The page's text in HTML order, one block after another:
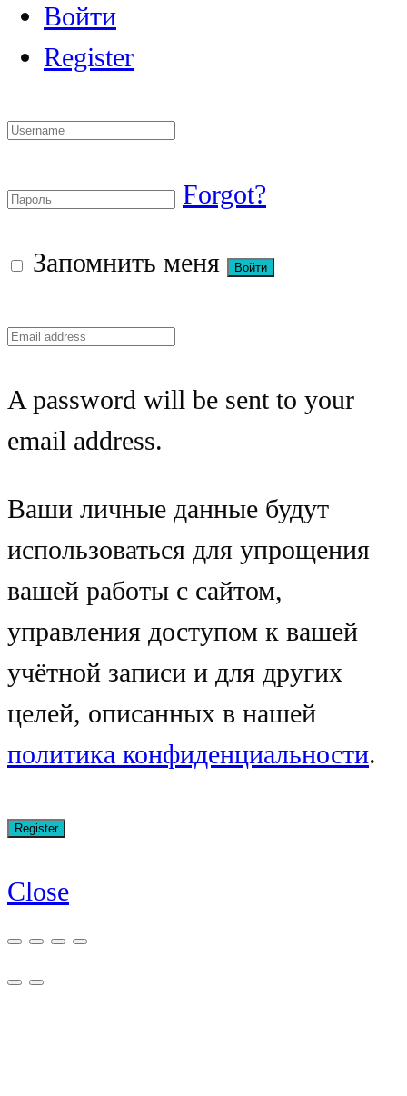
Войти
Register
Forgot?
Запомнить меня
A password will be sent to your
email address.
Ваши личные данные будут
использоваться для упрощения
вашей работы с сайтом,
управления доступом к вашей
учётной записи и для других
целей, описанных в нашей
политика конфиденциальности.
Close